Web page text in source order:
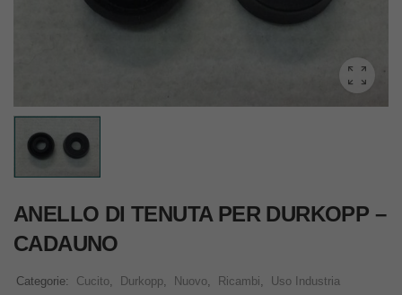
ANELLO DI TENUTA PER DURKOPP –
CADAUNO
Categorie: Cucito, Durkopp, Nuovo, Ricambi,
Uso Industria